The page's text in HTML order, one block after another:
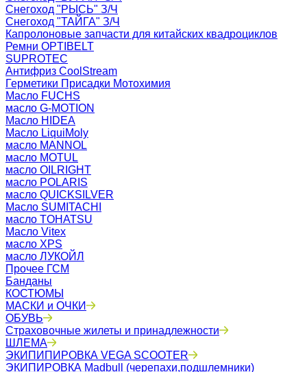
Снегоход "РЫСЬ" З/Ч
Снегоход "ТАЙГА" З/Ч
Капролоновые запчасти для китайских квадроциклов
Ремни OPTIBELT
SUPROTEC
Антифриз CoolStream
Герметики Присадки Мотохимия
Масло FUCHS
масло G-MOTION
Масло HIDEA
Масло LiquiMoly
масло MANNOL
масло MOTUL
масло OILRIGHT
масло POLARIS
масло QUICKSILVER
Масло SUMITACHI
масло TOHATSU
Масло Vitex
масло XPS
масло ЛУКОЙЛ
Прочее ГСМ
Банданы
КОСТЮМЫ
МАСКИ и ОЧКИ
ОБУВЬ
Страховочные жилеты и принадлежности
ШЛЕМА
ЭКИПИПИРОВКА VEGA SCOOTER
ЭКИПИРОВКА Madbull (черепахи,подшлемники)